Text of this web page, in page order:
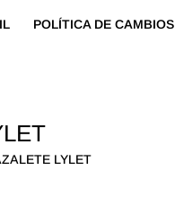
POLÍTICA DE CAMBIOS
LYLET